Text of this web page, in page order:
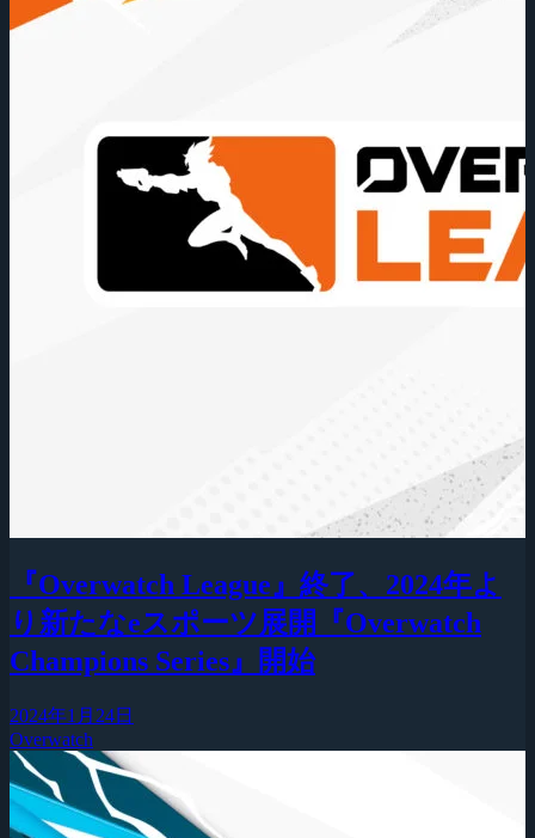
『Overwatch League』終了、2024年よ
り新たなeスポーツ展開『Overwatch
Champions Series』開始
2024年1月24日
Overwatch